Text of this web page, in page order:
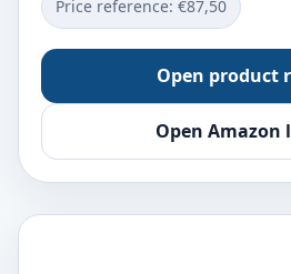
Price reference: €87,50
Open product
Open Amazon